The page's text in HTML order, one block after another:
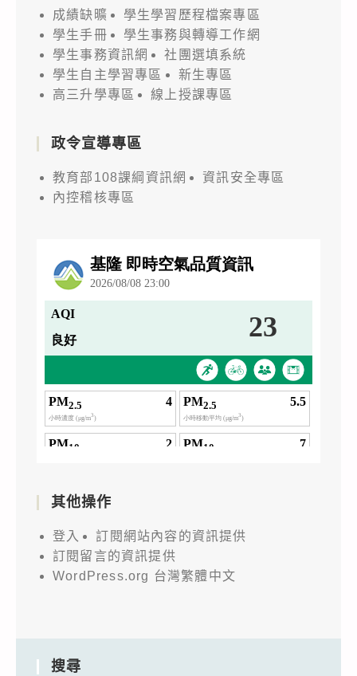
成績缺曠
學生學習歷程檔案專區
學生手冊
學生事務與轉導工作網
學生事務資訊網
社團選填系統
學生自主學習專區
新生專區
高三升學專區
線上授課專區
政令宣導專區
教育部108課綱資訊網
資訊安全專區
內控稽核專區
其他操作
登入
訂閱網站內容的資訊提供
訂閱留言的資訊提供
WordPress.org 台灣繁體中文
搜尋